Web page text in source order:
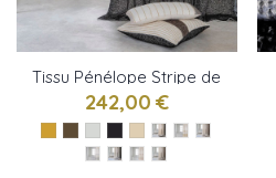
Tissu Pénélope Stripe de
Bisson Bruneel
242,00 €